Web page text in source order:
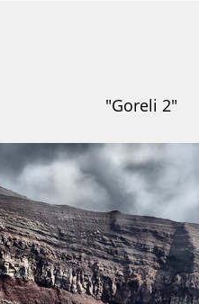
"Goreli 2"